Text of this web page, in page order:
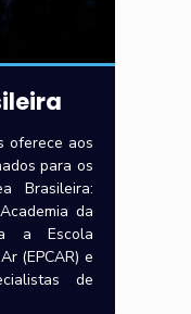
oferece aos
para os
Brasileira:
da
a Escola
(EPCAR) e
de